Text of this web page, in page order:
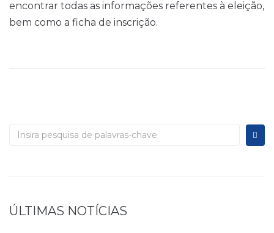
encontrar todas as informações referentes à eleição,
bem como a ficha de inscrição.
ÚLTIMAS NOTÍCIAS